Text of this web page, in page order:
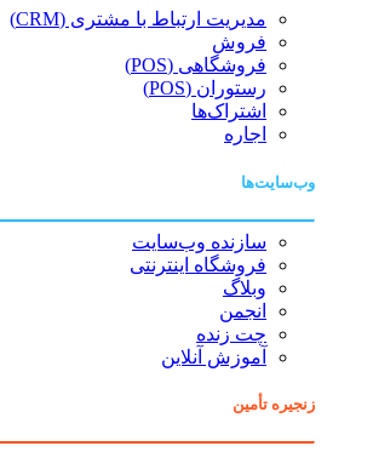
مدیریت ارتباط با مشتری (CRM)
فروش
فروشگاهی (POS)
رستوران (POS)
اشتراک‌ها
اجاره
وب‌سایت‌ها
سازنده وب‌سایت
فروشگاه اینترنتی
وبلاگ
انجمن
چت زنده
آموزش آنلاین
زنجیره تأمین